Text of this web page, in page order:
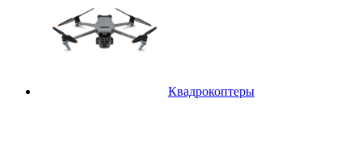
Квадрокоптеры